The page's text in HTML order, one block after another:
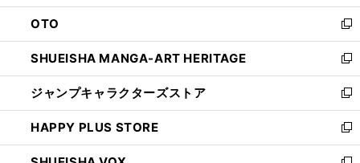
ウ
で
開
く
ン
ド
ウ
で
開
く
OTO
新
し
い
ウ
ィ
ン
ド
ウ
SHUEISHA MANGA-ART HERITAGE
新
し
い
ウ
ィ
ン
ジャンプキャラクターズストア
新
し
い
ウ
HAPPY PLUS STORE
新
し